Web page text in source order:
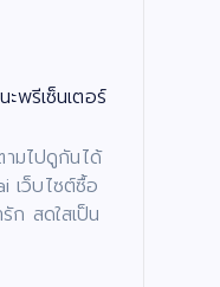
พรีเซ็นเตอร์
ามไปดูกันได้
เว็บไซต์ซื้อ
ก สดใสเป็น